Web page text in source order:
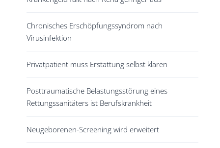
Chronisches Erschöpfungssyndrom nach
Virusinfektion
Privatpatient muss Erstattung selbst klären
Posttraumatische Belastungsstörung eines
Rettungssanitäters ist Berufskrankheit
Neugeborenen-Screening wird erweitert